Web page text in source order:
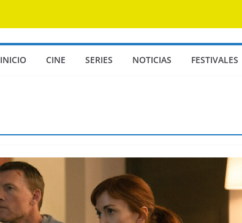
INICIO CINE SERIES NOTICIAS FESTIVALES